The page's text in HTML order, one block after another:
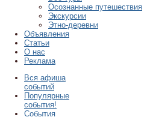
Осознанные путешествия
Экскурсии
Этно-деревни
Объявления
Статьи
О нас
Реклама
Вся афиша
событий
Популярные
события!
События